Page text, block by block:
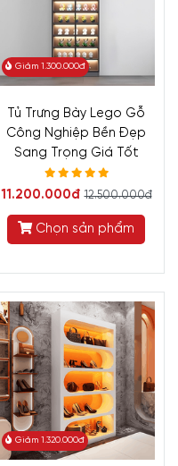
Giảm 1.300.000đ
Tủ Trưng Bày Lego Gỗ
Công Nghiệp Bền Đẹp
Sang Trọng Giá Tốt
11.200.000đ 12.500.000đ
Chọn sản phẩm
Giảm 1.320.000đ